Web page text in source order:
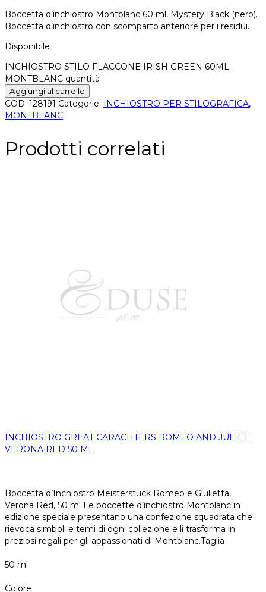
Boccetta d’inchiostro Montblanc 60 ml, Mystery Black (nero).
Boccetta d’inchiostro con scomparto anteriore per i residui.
Disponibile
INCHIOSTRO STILO FLACCONE IRISH GREEN 60ML
MONTBLANC quantità
Aggiungi al carrello
COD: 128191 Categorie: INCHIOSTRO PER STILOGRAFICA,
MONTBLANC
Prodotti correlati
INCHIOSTRO GREAT CARACHTERS ROMEO AND JULIET
VERONA RED 50 ML
Boccetta d’Inchiostro Meisterstück Romeo e Giulietta,
Verona Red, 50 ml Le boccette d’inchiostro Montblanc in
edizione speciale presentano una confezione squadrata che
rievoca simboli e temi di ogni collezione e li trasforma in
preziosi regali per gli appassionati di Montblanc.Taglia
50 ml
Colore